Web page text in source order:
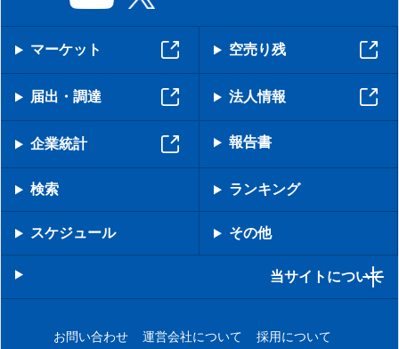
マーケット 空売り残
届出・調達 法人情報
企業統計 報告書
検索 ランキング
スケジュール その他
当サイトについて
お問い合わせ 運営会社について 採用について